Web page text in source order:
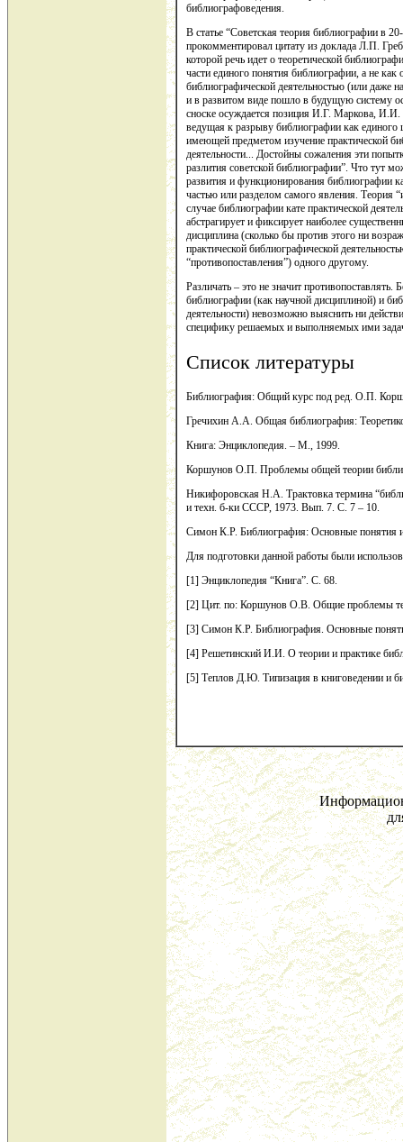
библиографоведения.
В статье “Советская теория библиографии в
прокомментировал цитату из доклада Л.П.
которой речь идет о теоретической
части единого понятия библиографии, а не
библиографической деятельностью (или даже
и в развитом виде пошло в будущую систему
сноске осуждается позиция И.Г. Маркова,
ведущая к разрыву библиографии как единого
имеющей предметом изучение практической
деятельности... Достойны сожаления эти
разлития советской библиографии”. Что тут
развития и функционирования библиографии
частью или разделом самого явления. Теория
случае библиографии кате практической
абстрагирует и фиксирует наиболее
дисциплина (сколько бы против этого ни
практической библиографической
“противопоставления”) одного другому.
Различать – это не значит
библиографии (как научной дисциплиной) и
деятельности) невозможно выяснить ни
специфику решаемых и выполняемых ими
Список литературы
Библиография: Общий курс под ред. О.П.
Гречихин А.А. Общая библиография:
Книга: Энциклопедия. – М., 1999.
Коршунов О.П. Проблемы общей теории
Никифоровская Н.А. Трактовка термина
и техн. б-ки СССР, 1973. Вып. 7. С. 7 – 10.
Симон К.Р. Библиография: Основные понятия
Для подготовки данной работы были
[1] Энциклопедия “Книга”. С. 68.
[2] Цит. по: Коршунов О.В. Общие проблемы
[3] Симон К.Р. Библиография. Основные
[4] Решетинский И.И. О теории и практике
[5] Теплов Д.Ю. Типизация в книговедении и